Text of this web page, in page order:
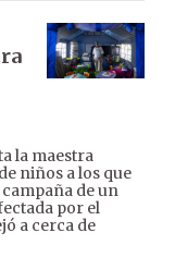
la maestra
niños a los que
de un
por el
a cerca de